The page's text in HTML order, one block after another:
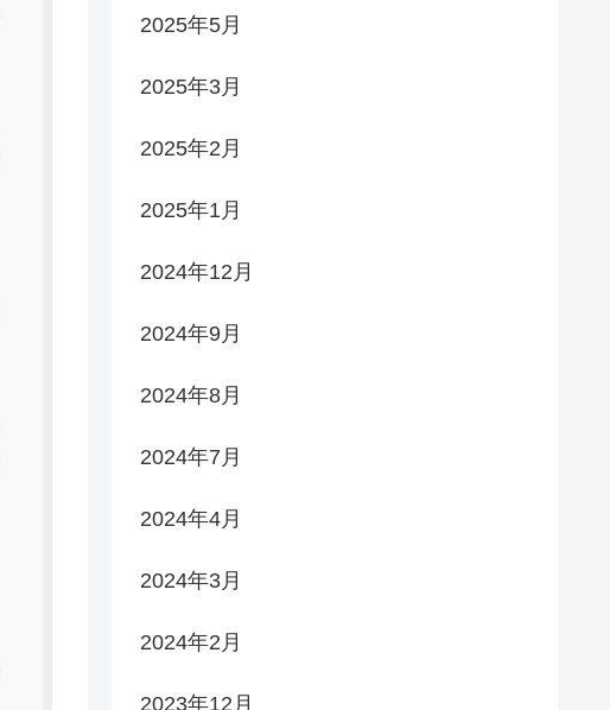
2025年5月
2025年3月
2025年2月
2025年1月
2024年12月
2024年9月
2024年8月
2024年7月
2024年4月
2024年3月
2024年2月
2023年12月